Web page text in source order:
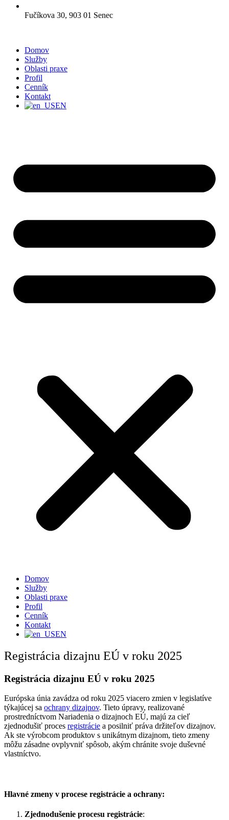
Fučíkova 30, 903 01 Senec
Domov
Služby
Oblasti praxe
Profil
Cenník
Kontakt
EN
Domov
Služby
Oblasti praxe
Profil
Cenník
Kontakt
EN
Registrácia dizajnu EÚ v roku 2025
Registrácia dizajnu EÚ v roku 2025
Európska únia zavádza od roku 2025 viacero zmien v legislatíve
týkajúcej sa ochrany dizajnov. Tieto úpravy, realizované
prostredníctvom Nariadenia o dizajnoch EÚ, majú za cieľ
zjednodušiť proces registrácie a posilniť práva držiteľov dizajnov.
Ak ste výrobcom produktov s unikátnym dizajnom, tieto zmeny
môžu zásadne ovplyvniť spôsob, akým chránite svoje duševné
vlastníctvo.
Hlavné zmeny v procese registrácie a ochrany:
Zjednodušenie procesu registrácie: